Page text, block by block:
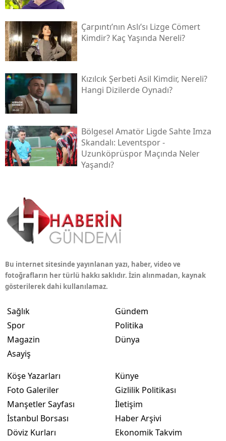
Çarpıntı’nın Aslı’sı Lizge Cömert
Kimdir? Kaç Yaşında Nereli?
Kızılcık Şerbeti Asil Kimdir, Nereli?
Hangi Dizilerde Oynadı?
Bölgesel Amatör Ligde Sahte Imza
Skandalı: Leventspor -
Uzunköprüspor Maçında Neler
Yaşandı?
Bu internet sitesinde yayınlanan yazı, haber, video ve
fotoğrafların her türlü hakkı saklıdır. İzin alınmadan, kaynak
gösterilerek dahi kullanılamaz.
Sağlık
Spor
Magazin
Asayiş
Gündem
Politika
Dünya
Köşe Yazarları
Foto Galeriler
Manşetler Sayfası
İstanbul Borsası
Döviz Kurları
Künye
Gizlilik Politikası
İletişim
Haber Arşivi
Ekonomik Takvim